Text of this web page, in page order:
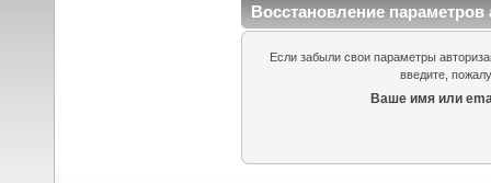
Восстановление параметров
Если забыли свои параметры
введите,
Ваше имя или